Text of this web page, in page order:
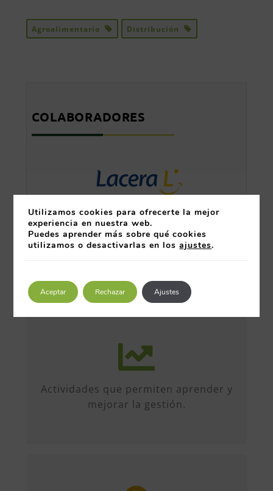
Agroalimentario Distribución
COLABORADORES
Actividades que permiten aprender y
mejorar la gestión.
Más de 50 iniciativas anuales de
formato diverso, sobre múltiples
formación, etc...
Utilizamos cookies para ofrecerte la mejor
experiencia en nuestra web.
Puedes aprender más sobre qué cookies
utilizamos o desactivarlas en losajustes.
Aceptar Rechazar Ajustes